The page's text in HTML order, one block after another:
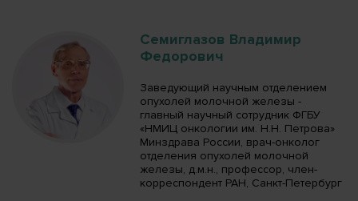
Семиглазов Владимир
Федорович
Заведующий научным отделением
опухолей молочной железы -
главный научный сотрудник ФГБУ
«НМИЦ онкологии им. Н.Н. Петрова»
Минздрава России, врач-онколог
отделения опухолей молочной
железы, д.м.н., профессор, член-
корреспондент РАН, Санкт-Петербург